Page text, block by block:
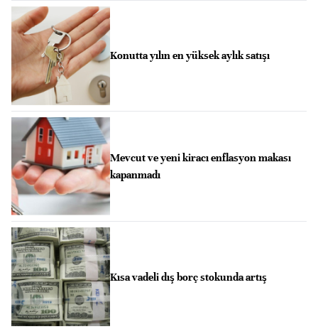
Konutta yılın en yüksek aylık satışı
Mevcut ve yeni kiracı enflasyon makası
kapanmadı
Kısa vadeli dış borç stokunda artış